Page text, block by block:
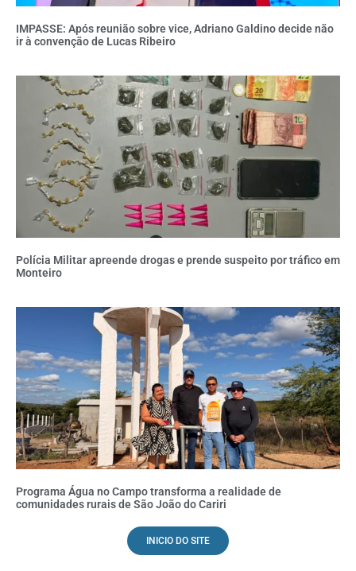
IMPASSE: Após reunião sobre vice, Adriano Galdino decide não
ir à convenção de Lucas Ribeiro
Polícia Militar apreende drogas e prende suspeito por tráfico em
Monteiro
Programa Água no Campo transforma a realidade de
comunidades rurais de São João do Cariri
INICIO DO SITE